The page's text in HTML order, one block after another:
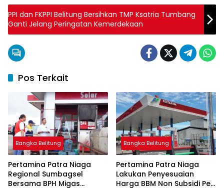
PPI dan FKPPI Belitung Bersihkan TMP Ksatria Tumbang
Ganti Jelang Peringatan Kemerdekaan
Pos Terkait
Bangka Belitung
Pertamina Patra Niaga
Regional Sumbagsel
Bersama BPH Migas
Bangka Belitung
Pertamina Patra Niaga
Lakukan Penyesuaian
Harga BBM Non Subsidi Per